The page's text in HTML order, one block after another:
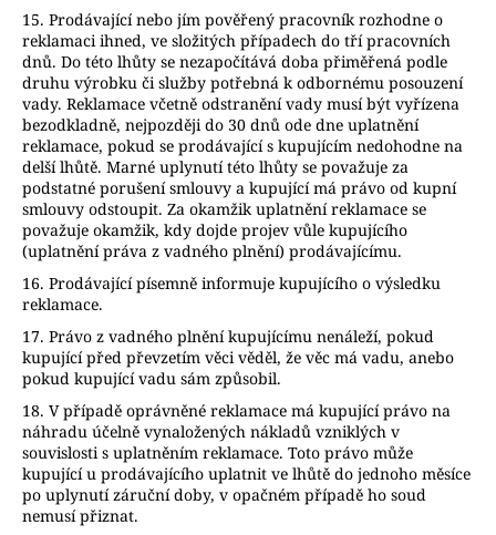
15. Prodávající nebo jím pověřený pracovník rozhodne o
reklamaci ihned, ve složitých případech do tří pracovních
dnů. Do této lhůty se nezapočítává doba přiměřená podle
druhu výrobku či služby potřebná k odbornému posouzení
vady. Reklamace včetně odstranění vady musí být vyřízena
bezodkladně, nejpozději do 30 dnů ode dne uplatnění
reklamace, pokud se prodávající s kupujícím nedohodne na
delší lhůtě. Marné uplynutí této lhůty se považuje za
podstatné porušení smlouvy a kupující má právo od kupní
smlouvy odstoupit. Za okamžik uplatnění reklamace se
považuje okamžik, kdy dojde projev vůle kupujícího
(uplatnění práva z vadného plnění) prodávajícímu.
16. Prodávající písemně informuje kupujícího o výsledku
reklamace.
17. Právo z vadného plnění kupujícímu nenáleží, pokud
kupující před převzetím věci věděl, že věc má vadu, anebo
pokud kupující vadu sám způsobil.
18. V případě oprávněné reklamace má kupující právo na
náhradu účelně vynaložených nákladů vzniklých v
souvislosti s uplatněním reklamace. Toto právo může
kupující u prodávajícího uplatnit ve lhůtě do jednoho měsíce
po uplynutí záruční doby, v opačném případě ho soud
nemusí přiznat.